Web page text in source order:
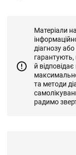
Матеріали
діагнозу
й
та методи
радимо